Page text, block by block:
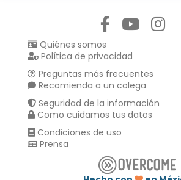
Quiénes somos
Política de privacidad
Preguntas más frecuentes
Recomienda a un colega
Seguridad de la información
Como cuidamos tus datos
Condiciones de uso
Prensa